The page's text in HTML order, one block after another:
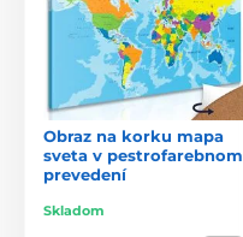
Obraz na korku mapa
sveta v pestrofarebnom
prevedení
Skladom